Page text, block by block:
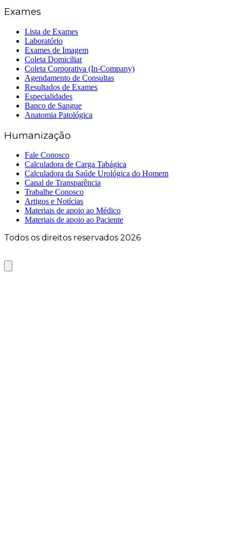
Exames
Lista de Exames
Laboratório
Exames de Imagem
Coleta Domiciliar
Coleta Corporativa (In-Company)
Agendamento de Consultas
Resultados de Exames
Especialidades
Banco de Sangue
Anatomia Patológica
Humanização
Fale Conosco
Calculadora de Carga Tabágica
Calculadora da Saúde Urológica do Homem
Canal de Transparência
Trabalhe Conosco
Artigos e Notícias
Materiais de apoio ao Médico
Materiais de apoio ao Paciente
Todos os direitos reservados 2026